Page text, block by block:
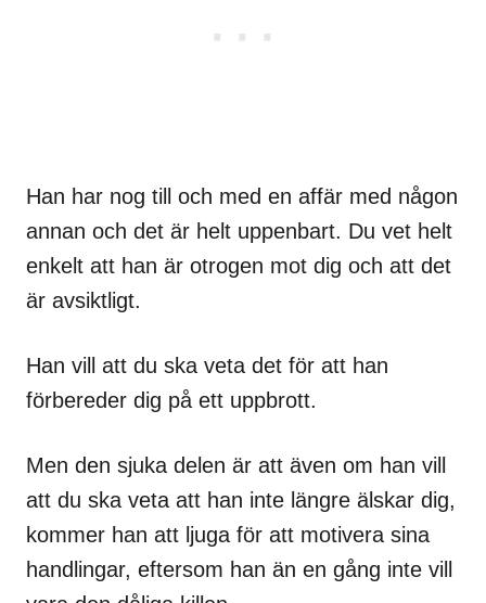
Han har nog till och med en affär med någon
annan och det är helt uppenbart. Du vet helt
enkelt att han är otrogen mot dig och att det
är avsiktligt.
Han vill att du ska veta det för att han
förbereder dig på ett uppbrott.
Men den sjuka delen är att även om han vill
att du ska veta att han inte längre älskar dig,
kommer han att ljuga för att motivera sina
handlingar, eftersom han än en gång inte vill